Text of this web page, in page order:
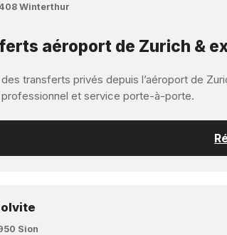
Winterthur
aéroport de Zurich &
transferts privés depuis l’aéroport de
et service porte-à-porte.
Sion